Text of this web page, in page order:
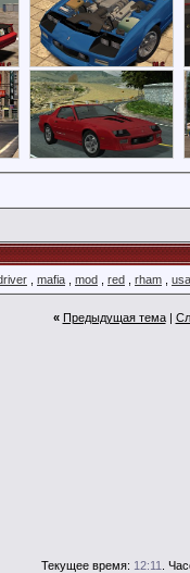
mafia mod red rham usa
« Предыдущая тема|
Текущее время: 12:11 .